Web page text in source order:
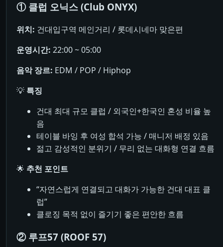
① 클럽 오닉스 (Club ONYX)
위치: 건대입구역 메인거리 / 롯데시네마 맞은편
운영시간: 22:00 ~ 05:00
음악 장르: EDM / POP / Hiphop
💡 특징
건대 최대 규모 클럽 / 외국인+한국인 혼성 비율 높
음
테이블 바잉 후 여성 합석 가능 / 매니저 배정 있음
젊고 감성적인 분위기 / 무리 없는 대화형 연결 흐름
🌟 추천 포인트
“자연스럽게 연결되고 대화가 가능한 건대 대표 클
럽”
클로징 목적 없이 즐기기 좋은 편안한 흐름
② 루프57 (ROOF 57)